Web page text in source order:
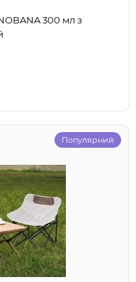
300 мл з
Популярний